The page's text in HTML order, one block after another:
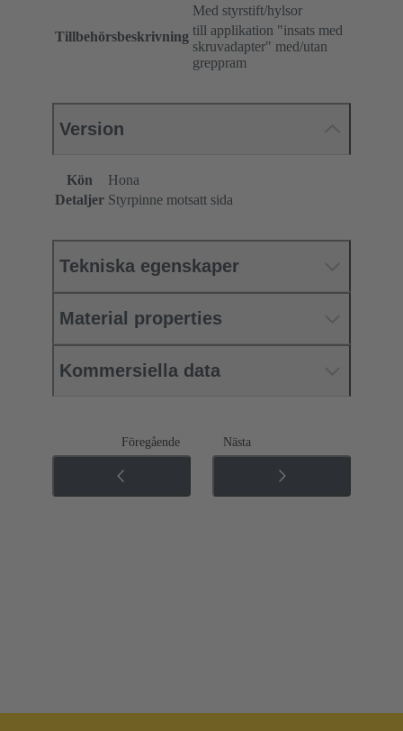
Tillbehörsbeskrivning
Med styrstift/hylsor
till applikation "insats med
skruvadapter" med/utan
greppram
Version
Kön
Hona
Detaljer Styrpinne motsatt sida
Tekniska egenskaper
Material properties
Kommersiella data
Föregående Nästa